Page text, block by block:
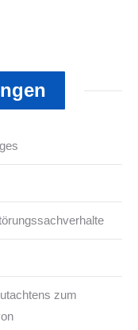
zum